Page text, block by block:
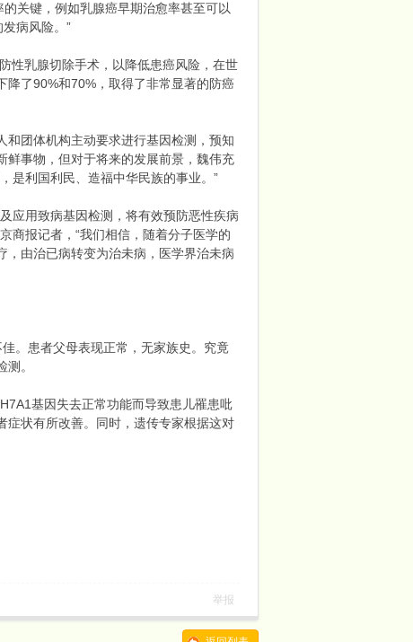
关键，例如乳腺癌早期治愈率甚至可以
病风险。”
乳腺切除手术，以降低患癌风险，在世
了90%和70%，取得了非常显著的防癌
团体机构主动要求进行基因检测，预知
鲜事物，但对于将来的发展前景，魏伟充
是利国利民、造福中华民族的事业。”
应用致病基因检测，将有效预防恶性疾病
商报记者，“我们相信，随着分子医学的
，由治已病转变为治未病，医学界治未病
。患者父母表现正常，无家族史。究竟
。
基因失去正常功能而导致患儿罹患吡
症状有所改善。同时，遗传专家根据这对
举报